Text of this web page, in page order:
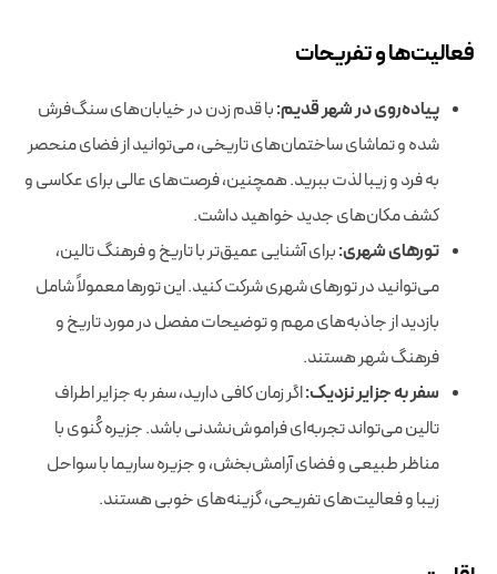
فعالیت‌ها و تفریحات
پیاده‌روی در شهر قدیم:با قدم زدن در خیابان‌های سنگ‌فرش
شده و تماشای ساختمان‌های تاریخی، می‌توانید از فضای منحصر
به فرد و زیبا لذت ببرید. همچنین، فرصت‌های عالی برای عکاسی و
کشف مکان‌های جدید خواهید داشت.
تورهای شهری:برای آشنایی عمیق‌تر با تاریخ و فرهنگ تالین،
می‌توانید در تورهای شهری شرکت کنید. این تورها معمولاً شامل
بازدید از جاذبه‌های مهم و توضیحات مفصل در مورد تاریخ و
فرهنگ شهر هستند.
سفر به جزایر نزدیک:اگر زمان کافی دارید، سفر به جزایر اطراف
تالین می‌تواند تجربه‌ای فراموش‌نشدنی باشد. جزیره کُنوی با
مناظر طبیعی و فضای آرامش‌بخش، و جزیره ساریما با سواحل
زیبا و فعالیت‌های تفریحی، گزینه‌های خوبی هستند.